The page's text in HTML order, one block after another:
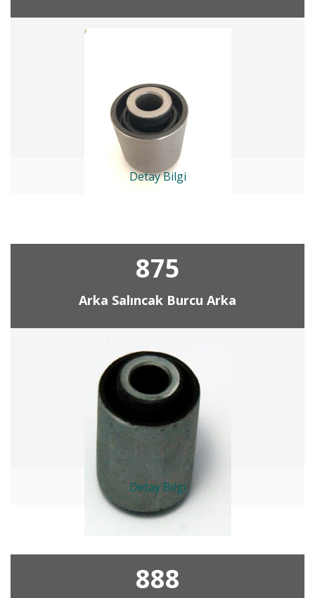
Detay Bilgi
875
Arka Salıncak Burcu Arka
Detay Bilgi
888